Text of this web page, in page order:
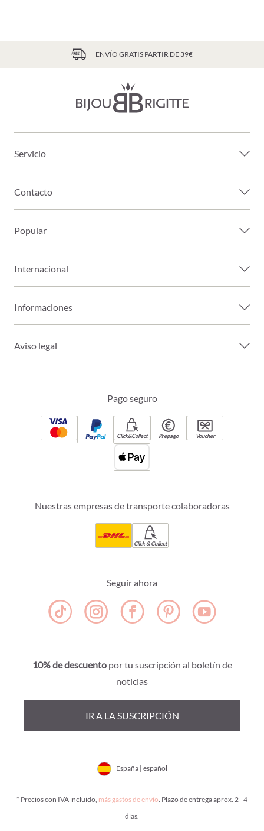
ENVÍO GRATIS PARTIR DE 39€
Servicio
Contacto
Popular
Internacional
Informaciones
Aviso legal
Pago seguro
Click&Collect Prepago Voucher
Nuestras empresas de transporte colaboradoras
Click & Collect
Seguir ahora
10% de descuentopor tu suscripción al boletín de
noticias
IR A LA SUSCRIPCIÓN
España | español
* Precios con IVA incluido, más gastos de envío. Plazo de entrega aprox. 2 - 4
días.